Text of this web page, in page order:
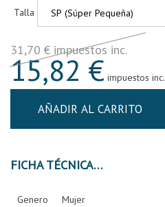
Talla
31,70 € impuestos inc.
15,82 € impuestos inc.
AÑADIR AL CARRITO
FICHA TÉCNICA
Genero Mujer